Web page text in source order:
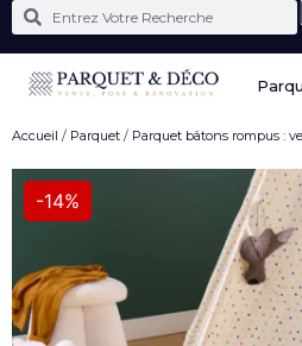
Accueil / Parquet / Parquet bâtons rompus :
-14%